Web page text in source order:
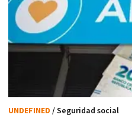
UNDEFINED / Seguridad social